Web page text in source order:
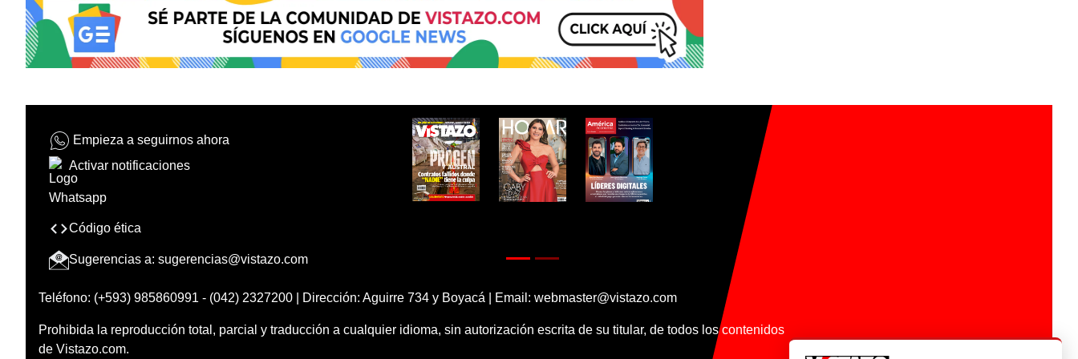
Empieza a seguirnos ahora
Activar notificaciones
Código ética
Sugerencias a: sugerencias@vistazo.com
Teléfono: (+593) 985860991 - (042) 2327200 | Dirección: Aguirre 734 y Boyacá | Email: webmaster@vistazo.com
Prohibida la reproducción total, parcial y traducción a cualquier idioma, sin autorización escrita de su titular, de todos los contenidos
de Vistazo.com.